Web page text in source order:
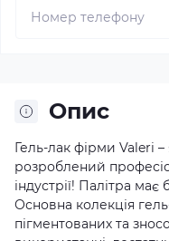
Опис
Гель-лак фірми Valeri
розроблений
індустрії! Палітра має
Основна колекція
пігментованих та